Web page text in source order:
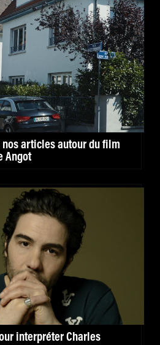
articles autour du film
Angot
interpréter Charles